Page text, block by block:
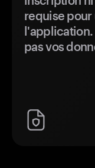
requise
l'application.
pas vos